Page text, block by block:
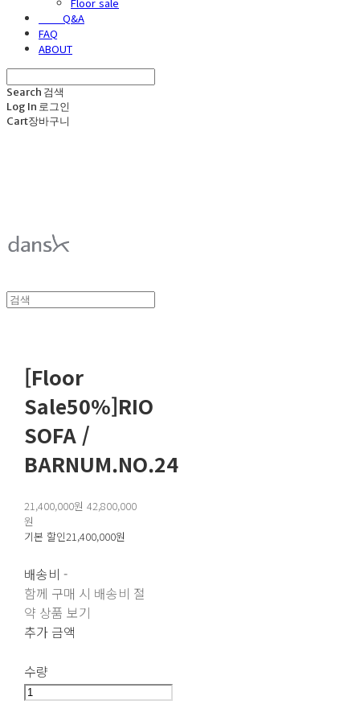
⠀⠀⠀Q&A
FAQ
ABOUT
Search 검색
Log In 로그인
Cart장바구니
[Floor
Sale50%]RIO
SOFA /
BARNUM.NO.24
21,400,000원 42,800,000
원
기본 할인21,400,000원
배송비 -
함께 구매 시 배송비 절
약 상품 보기
추가 금액
수량